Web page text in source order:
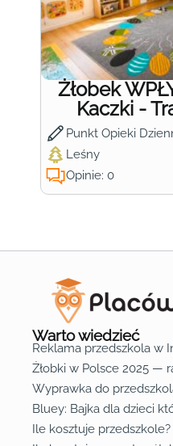
Żłobek
Kaczki -
Punkt Opieki
Leśny
Opinie: 0
Warto wiedzieć
Reklama przedszkola w
Żłobki w Polsce 2025 —
Wyprawka do
Bluey: Bajka dla dzieci
Ile kosztuje przedszkole?